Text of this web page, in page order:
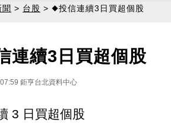
聞 > 台股 > ◆投信連續3日買超個股
連續3日買超個股
鉅亨台北資料中心
3 日買超個股